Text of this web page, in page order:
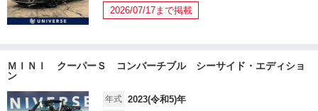
2026/07/17まで掲載
ＭＩＮＩ クーパーＳ コンバーチブル シーサイド・エディショ
ン
年式 2023(令和5)年